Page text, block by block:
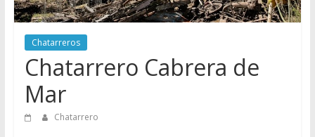
de
Chatarreros
para
vender
Chatarra
Chatarreros
Chatarrero Cabrera de
Mar
Chatarrero